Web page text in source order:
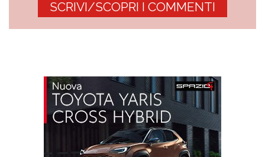
SCRIVI/SCOPRI I COMMENTI